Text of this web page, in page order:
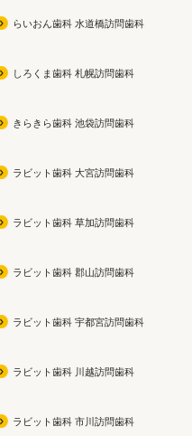
らいおん歯科 水道橋訪問歯科
しろくま歯科 札幌訪問歯科
きらきら歯科 池袋訪問歯科
ラビット歯科 大宮訪問歯科
ラビット歯科 草加訪問歯科
ラビット歯科 郡山訪問歯科
ラビット歯科 宇都宮訪問歯科
ラビット歯科 川越訪問歯科
ラビット歯科 市川訪問歯科